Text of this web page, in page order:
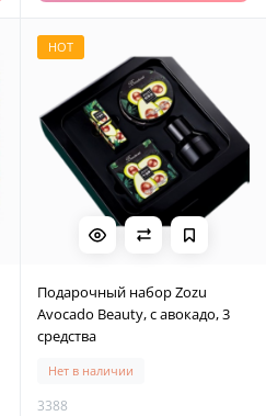
HOT
Подарочный набор Zozu
Avocado Beauty, с авокадо, 3
средства
Нет в наличии
3388